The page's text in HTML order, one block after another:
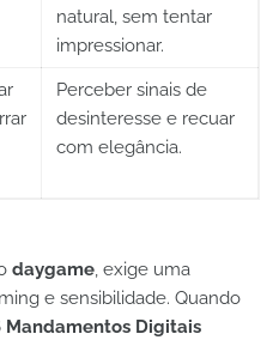
natural, sem tentar
impressionar.
Perceber sinais de
desinteresse e recuar
com elegância.
daygame, exige uma
e sensibilidade. Quando
Mandamentos Digitais